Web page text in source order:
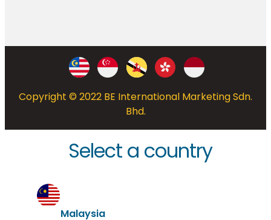
Copyright © 2022 BE International Marketing Sdn.
Bhd.
Select a country
Malaysia